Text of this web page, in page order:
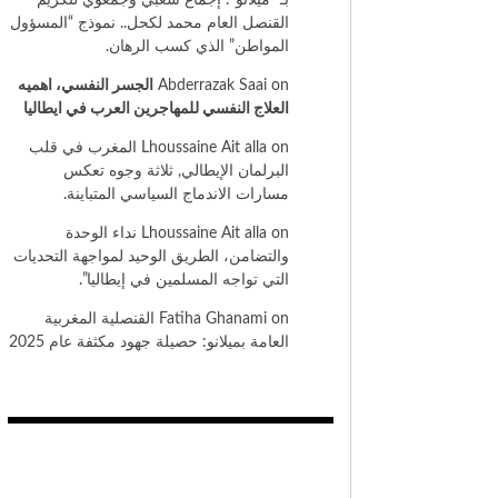
القنصل العام محمد لكحل.. نموذج “المسؤول
المواطن” الذي كسب الرهان.
Abderrazak Saai on
الجسر النفسي، اهميه
العلاج النفسي للمهاجرين العرب في ايطاليا
Lhoussaine Ait alla on
المغرب في قلب
البرلمان الإيطالي, ثلاثة وجوه تعكس
مسارات الاندماج السياسي المتباينة.
Lhoussaine Ait alla on
نداء الوحدة
والتضامن، الطريق الوحيد لمواجهة التحديات
التي تواجه المسلمين في إيطاليا”.
Fatiha Ghanami on
القنصلية المغربية
العامة بميلانو: حصيلة جهود مكثفة عام 2025